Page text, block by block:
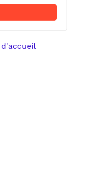
d'accueil